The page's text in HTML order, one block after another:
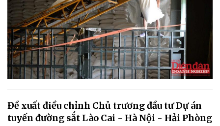
Đề xuất điều chỉnh Chủ trương đầu tư Dự án
tuyến đường sắt Lào Cai - Hà Nội - Hải Phòng